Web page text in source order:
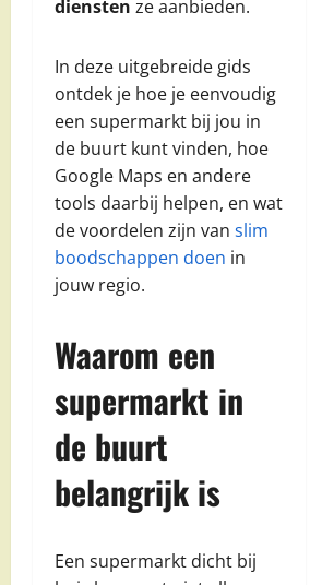
diensten ze aanbieden.
In deze uitgebreide gids
ontdek je hoe je eenvoudig
een supermarkt bij jou in
de buurt kunt vinden, hoe
Google Maps en andere
tools daarbij helpen, en wat
de voordelen zijn van slim
boodschappen doen in
jouw regio.
Waarom een
supermarkt in
de buurt
belangrijk is
Een supermarkt dicht bij